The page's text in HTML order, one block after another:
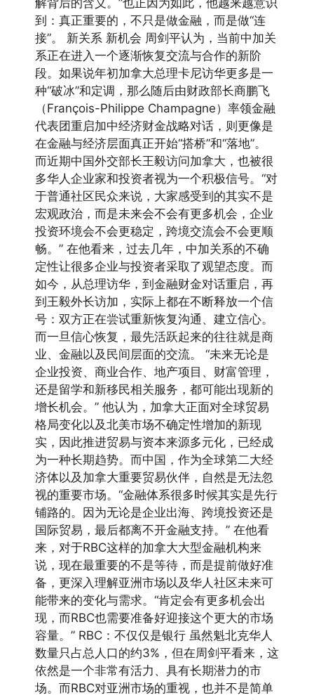
解背后的含义。”也正因为如此，他越来越意识
到：真正重要的，不只是做金融，而是做“连
接”。 新关系 新机会 周剑平认为，当前中加关
系正在进入一个逐渐恢复交流与合作的新阶
段。如果说年初加拿大总理卡尼访华更多是一
种“破冰”和定调，那么随后由财政部长商鹏飞
（François-Philippe Champagne）率领金融
代表团重启加中经济财金战略对话，则更像是
在金融与经济层面真正开始“搭桥”和“落地”。
而近期中国外交部长王毅访问加拿大，也被很
多华人企业家和投资者视为一个积极信号。“对
于普通社区民众来说，大家感受到的其实不是
宏观政治，而是未来会不会有更多机会，企业
投资环境会不会更稳定，跨境交流会不会更顺
畅。” 在他看来，过去几年，中加关系的不确
定性让很多企业与投资者采取了观望态度。而
如今，从总理访华，到金融财金对话重启，再
到王毅外长访加，实际上都在不断释放一个信
号：双方正在尝试重新恢复沟通、建立信心。
而一旦信心恢复，最先活跃起来的往往就是商
业、金融以及民间层面的交流。 “未来无论是
企业投资、商业合作、地产项目、财富管理，
还是留学和新移民相关服务，都可能出现新的
增长机会。” 他认为，加拿大正面对全球贸易
格局变化以及北美市场不确定性增加的新现
实，因此推进贸易与资本来源多元化，已经成
为一种长期趋势。而中国，作为全球第二大经
济体以及加拿大重要贸易伙伴，自然是无法忽
视的重要市场。“金融体系很多时候其实是先行
铺路的。因为无论是企业出海、跨境投资还是
国际贸易，最后都离不开金融支持。” 在他看
来，对于RBC这样的加拿大大型金融机构来
说，现在最重要的不是等待，而是提前做好准
备，更深入理解亚洲市场以及华人社区未来可
能带来的变化与需求。“肯定会有更多机会出
现，而RBC也需要准备好迎接这个更大的市场
容量。” RBC：不仅仅是银行 虽然魁北克华人
数量只占总人口的约3%，但在周剑平看来，这
依然是一个非常有活力、具有长期潜力的市
场。而RBC对亚洲市场的重视，也并不是简单